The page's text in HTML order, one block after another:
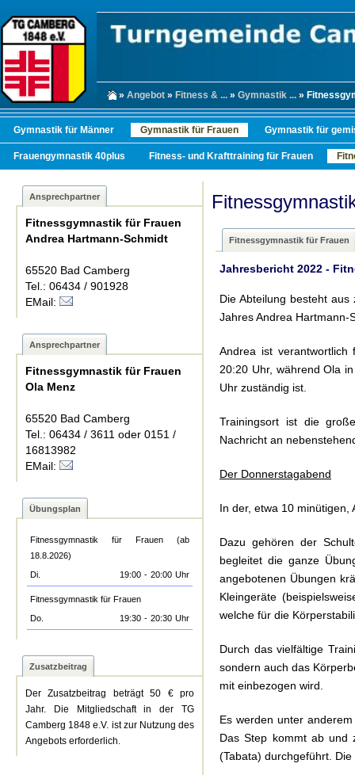
» Angebot » Fitness & ... » Gymnastik ... »
Gymnastik für Männer Gymnastik für Frauen Gymnastik für
Frauengymnastik 40plus Fitness- und Krafttraining für Frauen
Ansprechpartner
Fitnessgymnastik für Frauen
Andrea Hartmann-Schmidt
65520 Bad Camberg
Tel.: 06434 / 901928
EMail:
Ansprechpartner
Fitnessgymnastik für Frauen
Ola Menz
65520 Bad Camberg
Tel.: 06434 / 3611 oder 0151 /
16813982
EMail:
Übungsplan
Fitnessgymnastik für Frauen (ab
18.8.2026)
Di.
19:00 - 20:00 Uhr
Fitnessgymnastik für Frauen
Do.
19:30 - 20:30 Uhr
Zusatzbeitrag
Der Zusatzbeitrag beträgt 50 € pro
Jahr. Die Mitgliedschaft in der TG
Camberg 1848 e.V. ist zur Nutzung des
Angebots erforderlich.
Fitnessgymnastik für Frauen
Jahresbericht 2022 -
Die Abteilung besteht
Jahres Andrea Hartmann-
Andrea ist
20:20 Uhr, während Ola
Uhr zuständig ist.
Trainingsort ist die
Nachricht an
Der Donnerstagabend
In der, etwa 10 minütigen,
Dazu gehören der
begleitet die ganze
angebotenen Übungen
Kleingeräte
welche für die
Durch das vielfältige
sondern auch das
mit einbezogen wird.
Es werden unter
Das Step kommt ab und
(Tabata) durchgeführt.